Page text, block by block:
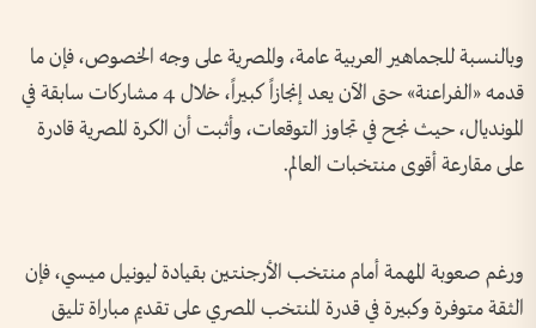
وبالنسبة للجماهير العربية عامة، والمصرية على وجه الخصوص، فإن ما
قدمه «الفراعنة» حتى الآن يعد إنجازاً كبيراً، خلال 4 مشاركات سابقة في
المونديال، حيث نجح في تجاوز التوقعات، وأثبت أن الكرة المصرية قادرة
على مقارعة أقوى منتخبات العالم.
ورغم صعوبة المهمة أمام منتخب الأرجنتين بقيادة ليونيل ميسي، فإن
الثقة متوفرة وكبيرة في قدرة المنتخب المصري على تقديم مباراة تليق